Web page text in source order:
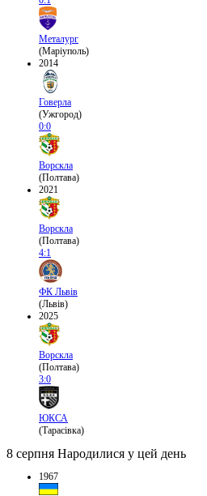
Металург
(Маріуполь)
2014
Говерла
(Ужгород)
0:0
Ворскла
(Полтава)
2021
Ворскла
(Полтава)
4:1
ФК Львів
(Львів)
2025
Ворскла
(Полтава)
3:0
ЮКСА
(Тарасівка)
8 серпня Народилися у цей день
1967